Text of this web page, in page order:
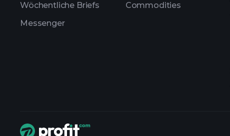
Wöchentliche Briefs
Messenger
Commodities